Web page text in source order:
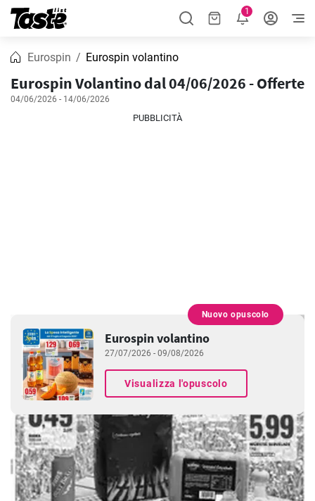
1
Eurospin Eurospin volantino
Eurospin Volantino dal 04/06/2026 - Offerte
04/06/2026 - 14/06/2026
PUBBLICITÀ
Eurospin volantino
27/07/2026 - 09/08/2026
Visualizza l'opuscolo
Nuovo opuscolo
PUBBLICITÀ